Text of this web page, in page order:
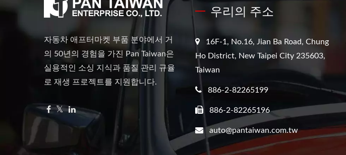
자동차 애프터마켓 부품 분야에서 거
의 50년의 경험을 가진 Pan Taiwan은
실용적인 소싱 지식과 품질 관리 규율
로 재생 프로젝트를 지원합니다.
우리의 주소
16F-1, No.16, Jian Ba Road, Chung
Ho District, New Taipei City 235603,
Taiwan
886-2-82265199
886-2-82265196
auto@pantaiwan.com.tw